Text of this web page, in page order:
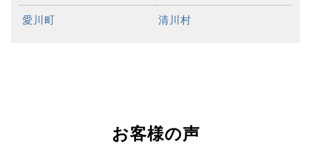
愛川町 清川村
お客様の声